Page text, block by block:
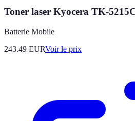
Toner laser Kyocera TK-
Batterie Mobile
243.49 EURVoir le prix